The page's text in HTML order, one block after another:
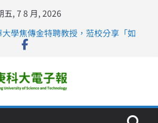
五, 7 8 月, 2026
大學焦傳金特聘教授，蒞校分享「如
居《遠見》醫學大學第5名 辦學實力再
科大攜菲、印頂尖大學跨國合作
2026羅馬尼亞歐洲盃國際發明展雙
智慧照護與護理教育創新獲國際肯定